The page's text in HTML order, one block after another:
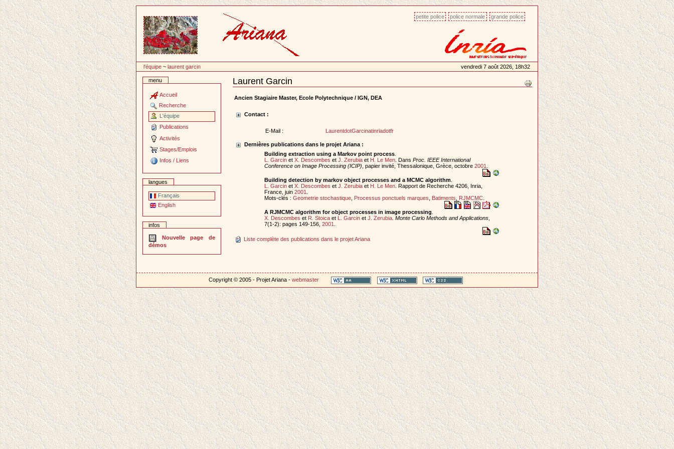
contenu
petite police police normale grande police
l'équipe ~laurent garcin vendredi 7 août 2026, 18h32
menu
Accueil
Recherche
L'équipe
Publications
Activités
Stages/Emplois
Infos / Liens
langues
Français
English
infos
Nouvelle page de
démos
Laurent Garcin
Document
Actions
Ancien Stagiaire Master, Ecole Polytechnique / IGN, DEA
Contact :
E-Mail : LaurentdotGarcinatinriadotfr
Dernières publications dans le projet Ariana :
Building extraction using a Markov point process
L. Garcin etX. Descombes etJ. Zerubia et H. Le Men . DansProc. IEEE International
Conference on Image Processing (ICIP) , papier invité, Thessalonique, Grèce, octobre2001
Building detection by markov object processes and a MCMC algorithm
L. Garcin etX. Descombes etJ. Zerubia et H. Le Men . Rapport de Recherche 4206, Inria,
France, juin2001
Mots-clés :Geometrie stochastique Processus ponctuels marques Batiments RJMCMC
A RJMCMC algorithm for object processes in image processing
X. Descombes et R. Stoica et L. Garcin etJ. Zerubia .Monte Carlo Methods and Applications
7(1-2): pages 149-156,2001
Liste complète des publications dans le projet Ariana
Copyright © 2005 - Projet Ariana -webmaster